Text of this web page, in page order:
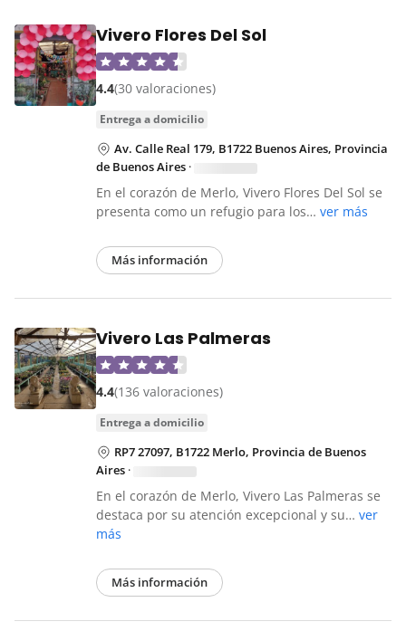
Vivero Flores Del Sol
4.4(30 valoraciones)
entrega a domicilio
Av. Calle Real 179, B1722 Buenos Aires, Provincia
de Buenos Aires ·
En el corazón de Merlo, Vivero Flores Del Sol se
presenta como un refugio para los… ver más
Más información
Vivero Las Palmeras
4.4(136 valoraciones)
entrega a domicilio
RP7 27097, B1722 Merlo, Provincia de Buenos
Aires ·
En el corazón de Merlo, Vivero Las Palmeras se
destaca por su atención excepcional y su… ver
más
Más información